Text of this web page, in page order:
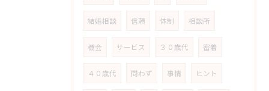
結婚相談 信頼 体制 相談所
機会 サービス ３０歳代 密着
４０歳代 問わず 事情 ヒント